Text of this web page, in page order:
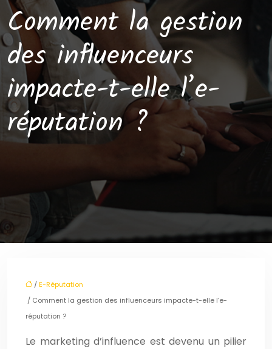
Comment la gestion
des influenceurs
impacte-t-elle l’e-
réputation ?
/E-Réputation
/ Comment la gestion des influenceurs impacte-t-elle l’e-
réputation ?
Le marketing d’influence est devenu un pilier